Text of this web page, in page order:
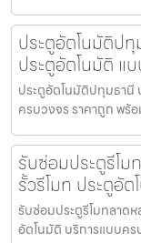
ประตูอัตโนมัติป
ประตูอัตโนมัติ แ
ประตูอัตโนมัติปทุมธานี
ครบวงจร ราคาถูก พร้
รับซ่อมประตูรีโ
รั้วรีโมท ประตูอั
รับซ่อมประตูรีโมทลาด
อัตโนมัติ บริการแบบค